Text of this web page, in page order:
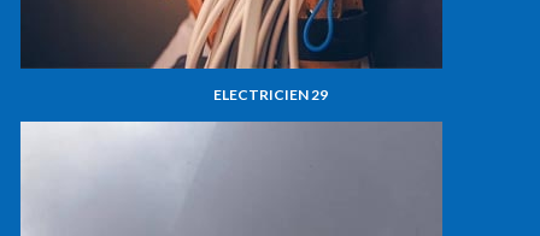
ELECTRICIEN 29